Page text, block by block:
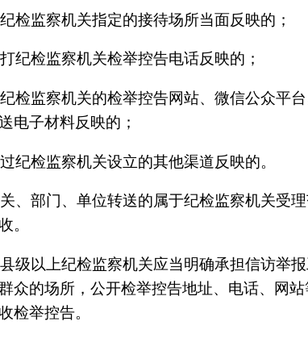
纪检监察机关指定的接待场所当面反映的；
打纪检监察机关检举控告电话反映的；
纪检监察机关的检举控告网站、微信公众平
电子材料反映的；
过纪检监察机关设立的其他渠道反映的。
、部门、单位转送的属于纪检监察机关受
。
级以上纪检监察机关应当明确承担信访举报
众的场所，公开检举控告地址、电话、网
检举控告。